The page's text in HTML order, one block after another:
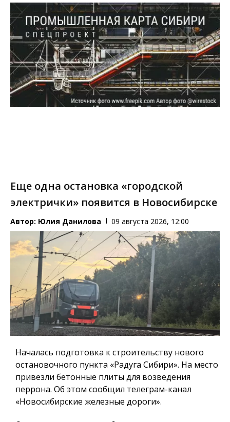
Еще одна остановка «городской
электрички» появится в Новосибирске
Автор: Юлия Данилова 09 августа 2026, 12:00
Началась подготовка к строительству нового
остановочного пункта «Радуга Сибири». На место
привезли бетонные плиты для возведения
перрона. Об этом сообщил телеграм-канал
«Новосибирские железные дороги».